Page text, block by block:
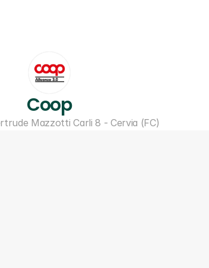
Coop
Mazzotti Carli 8 - Cervia (FC)